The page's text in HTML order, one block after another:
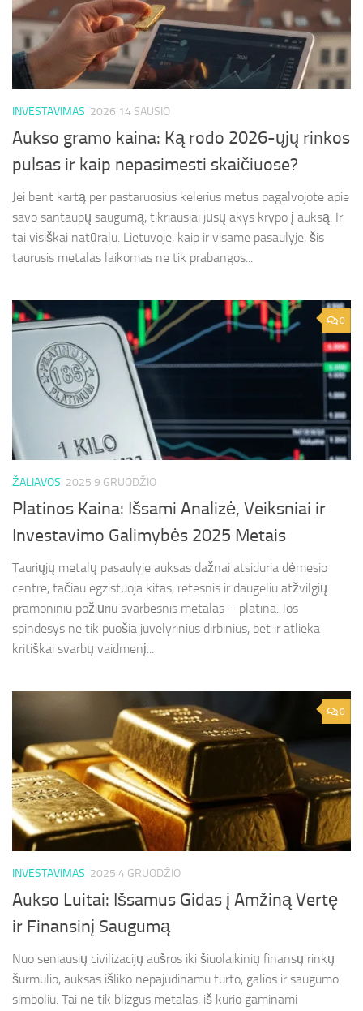
INVESTAVIMAS 2026 14 SAUSIO
Aukso gramo kaina: Ką rodo 2026-ųjų rinkos
pulsas ir kaip nepasimesti skaičiuose?
Jei bent kartą per pastaruosius kelerius metus pagalvojote apie
savo santaupų saugumą, tikriausiai jūsų akys krypo į auksą. Ir
tai visiškai natūralu. Lietuvoje, kaip ir visame pasaulyje, šis
taurusis metalas laikomas ne tik prabangos...
0
ŽALIAVOS 2025 9 GRUODŽIO
Platinos Kaina: Išsami Analizė, Veiksniai ir
Investavimo Galimybės 2025 Metais
Tauriųjų metalų pasaulyje auksas dažnai atsiduria dėmesio
centre, tačiau egzistuoja kitas, retesnis ir daugeliu atžvilgių
pramoniniu požiūriu svarbesnis metalas – platina. Jos
spindesys ne tik puošia juvelyrinius dirbinius, bet ir atlieka
kritiškai svarbų vaidmenį...
0
INVESTAVIMAS 2025 4 GRUODŽIO
Aukso Luitai: Išsamus Gidas į Amžiną Vertę
ir Finansinį Saugumą
Nuo seniausių civilizacijų aušros iki šiuolaikinių finansų rinkų
šurmulio, auksas išliko nepajudinamu turto, galios ir saugumo
simboliu. Tai ne tik blizgus metalas, iš kurio gaminami